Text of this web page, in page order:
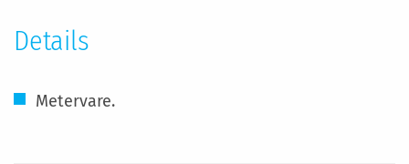
Details
Metervare.